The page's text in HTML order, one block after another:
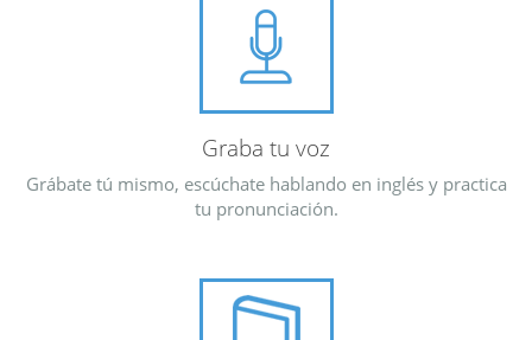
Graba tu voz
Grábate tú mismo, escúchate hablando en inglés y practica
tu pronunciación.